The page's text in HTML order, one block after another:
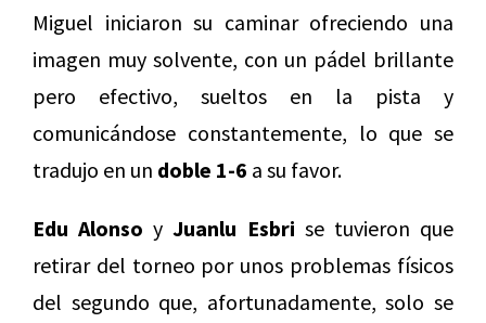
Miguel iniciaron su caminar ofreciendo una
imagen muy solvente, con un pádel brillante
pero efectivo, sueltos en la pista y
comunicándose constantemente, lo que se
tradujo en un doble 1-6 a su favor.
Edu Alonso yJuanlu Esbri se tuvieron que
retirar del torneo por unos problemas físicos
del segundo que, afortunadamente, solo se